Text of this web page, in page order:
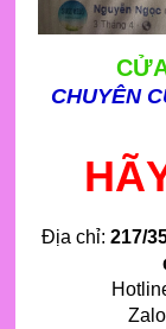
CHUYÊN
Địa chỉ:217/